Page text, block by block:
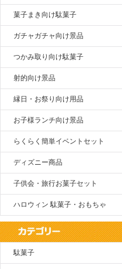
菓子まき向け駄菓子
ガチャガチャ向け景品
つかみ取り向け駄菓子
射的向け景品
縁日・お祭り向け用品
お子様ランチ向け景品
らくらく簡単イベントセット
ディズニー商品
子供会・旅行お菓子セット
ハロウィン 駄菓子・おもちゃ
駄菓子